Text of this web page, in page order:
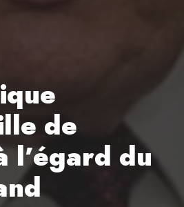
de
l’égard du